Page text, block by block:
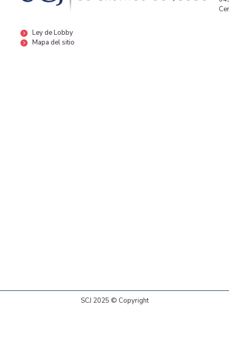
Ley de Lobby
Mapa del sitio
SCJ 2025 © Copyright